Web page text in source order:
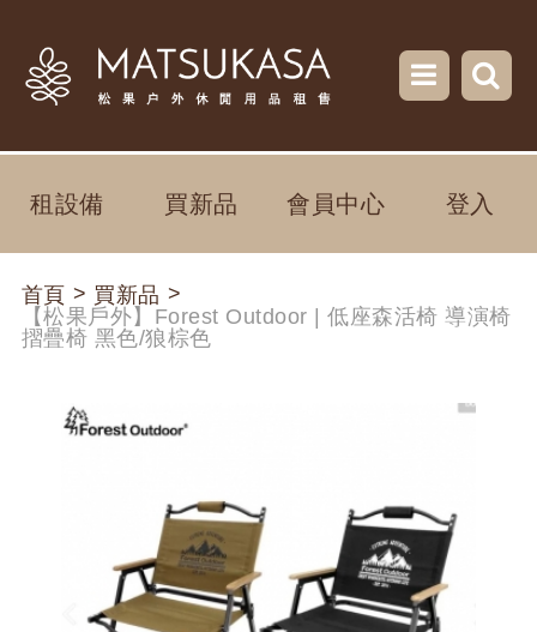
租設備 買新品 會員中心 登入
首頁 > 買新品 >
【松果戶外】Forest Outdoor | 低座森活椅 導演椅
摺疊椅 黑色/狼棕色